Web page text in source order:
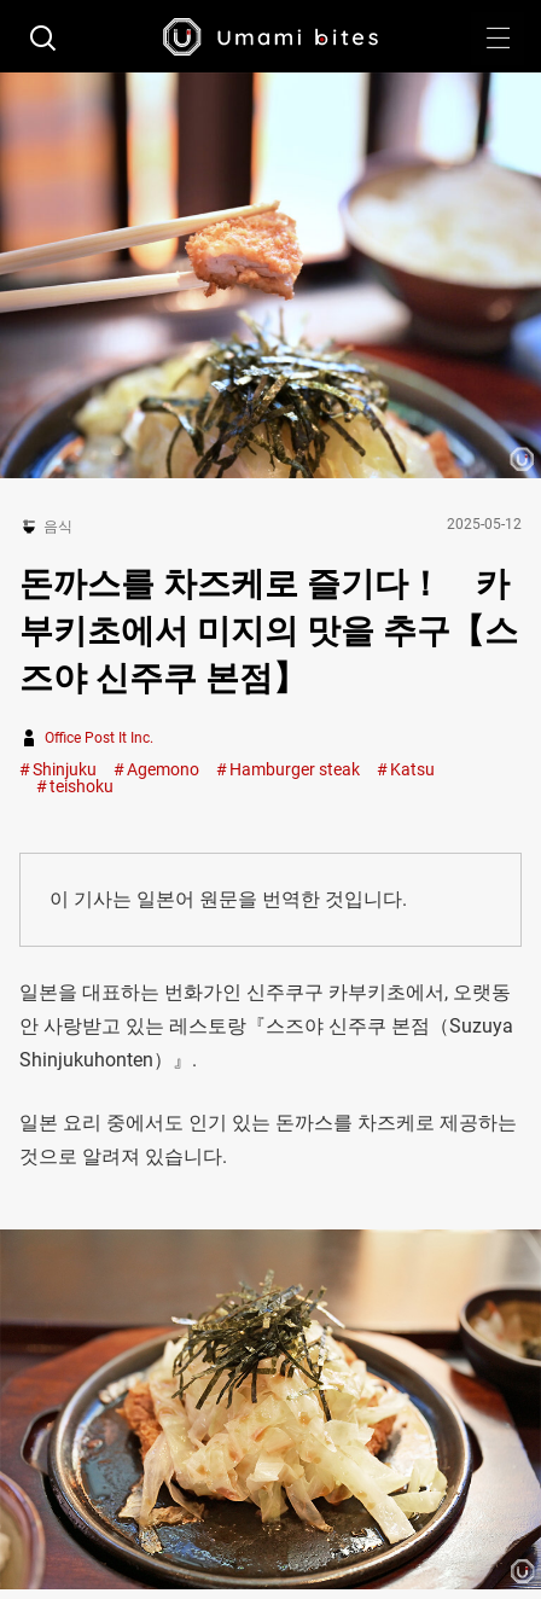
음식 2025-05-12
돈까스를 차즈케로 즐기다！ 카
부키초에서 미지의 맛을 추구【스
즈야 신주쿠 본점】
Office Post It Inc.
Shinjuku Agemono Hamburger steak
Katsu
teishoku
이 기사는 일본어 원문을 번역한 것입니다.
일본을 대표하는 번화가인 신주쿠구 카부키초에서, 오랫동
안 사랑받고 있는 레스토랑『스즈야 신주쿠 본점（Suzuya
Shinjukuhonten）』.
일본 요리 중에서도 인기 있는 돈까스를 차즈케로 제공하는
것으로 알려져 있습니다.